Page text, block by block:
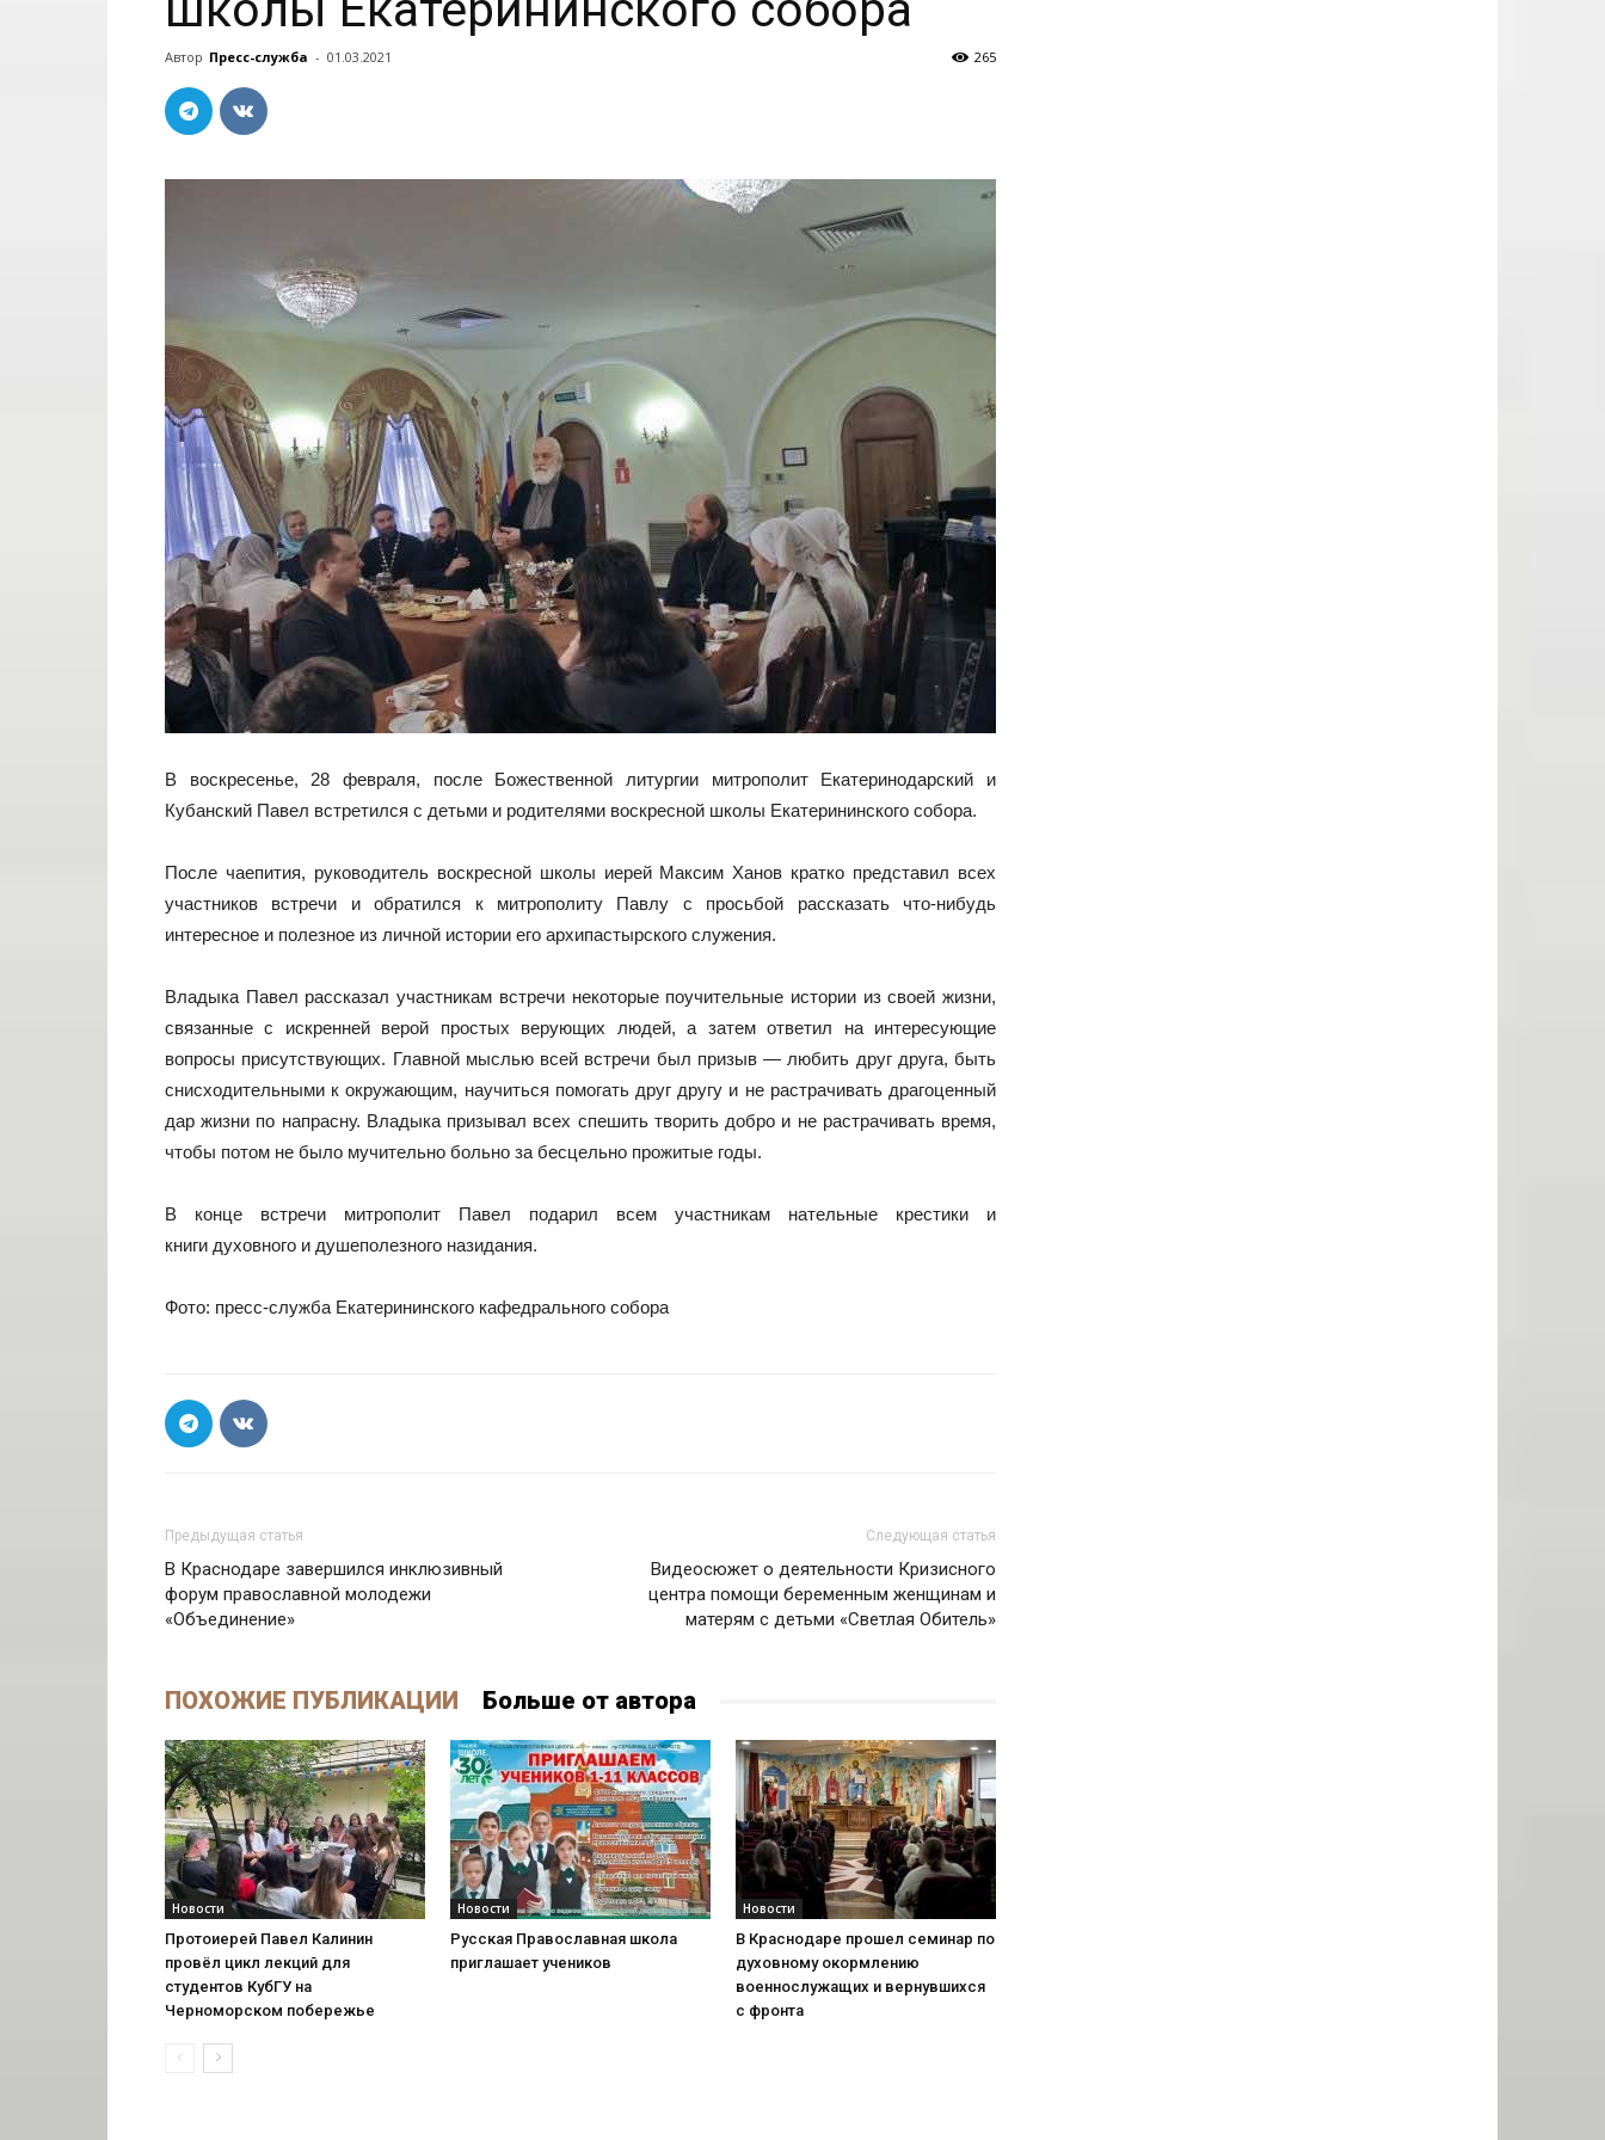
Кубанской
Автор Пресс-служба - 01.03.2021 265
В воскресенье, 28 февраля, после Божественной литургии митрополит Екатеринодарский и
Кубанский Павел встретился с детьми и родителями воскресной школы Екатерининского собора.
После чаепития, руководитель воскресной школы иерей Максим Ханов кратко представил всех
участников встречи и обратился к митрополиту Павлу с просьбой рассказать что-нибудь
интересное и полезное из личной истории его архипастырского служения.
Владыка Павел рассказал участникам встречи некоторые поучительные истории из своей жизни,
связанные с искренней верой простых верующих людей, а затем ответил на интересующие
вопросы присутствующих. Главной мыслью всей встречи был призыв — любить друг друга, быть
снисходительными к окружающим, научиться помогать друг другу и не растрачивать драгоценный
дар жизни по напрасну. Владыка призывал всех спешить творить добро и не растрачивать время,
чтобы потом не было мучительно больно за бесцельно прожитые годы.
В конце встречи митрополит Павел подарил всем участникам нательные крестики и
книги духовного и душеполезного назидания.
Фото: пресс-служба Екатерининского кафедрального собора
Предыдущая статья
В Краснодаре завершился инклюзивный
форум православной молодежи
«Объединение»
Следующая статья
Видеосюжет о деятельности Кризисного
центра помощи беременным женщинам и
матерям с детьми «Светлая Обитель»
ПОХОЖИЕ ПУБЛИКАЦИИ Больше от автора
Новости
Протоиерей Павел Калинин
провёл цикл лекций для
студентов КубГУ на
Черноморском побережье
Новости
Русская Православная школа
приглашает учеников
Новости
В Краснодаре прошел семинар по
духовному окормлению
военнослужащих и вернувшихся
с фронта